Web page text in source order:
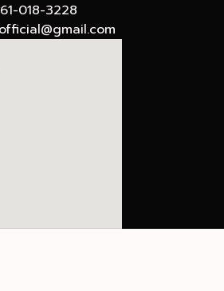
018-3228
: Gateway to Board